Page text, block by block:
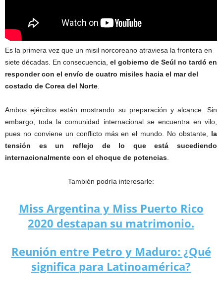
Es la primera vez que un misil norcoreano atraviesa la frontera en
siete décadas. En consecuencia, el gobierno de Seúl no tardó en
responder con el envío de cuatro misiles hacia el mar del
costado de Corea del Norte
Ambos ejércitos están mostrando su preparación y alcance. Sin
embargo, toda la comunidad internacional se encuentra en vilo,
pues no conviene un conflicto más en el mundo. No obstante, la
tensión es un reflejo de lo que está sucediendo
internacionalmente con el choque de potencias
También podría interesarle:
Miss Argentina y Miss Puerto Rico
2020 destapan su matrimonio.
Reunión entre Petro y Maduro: ¿Qué
significa para Latinoamérica?